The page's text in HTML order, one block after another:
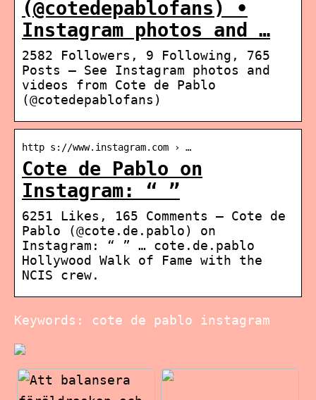
(@cotedepablofans) •
Instagram photos and …
2582 Followers, 9 Following, 765
Posts – See Instagram photos and
videos from Cote de Pablo
(@cotedepablofans)
http s://www.instagram.com › …
Cote de Pablo on
Instagram: “ ”
6251 Likes, 165 Comments – Cote de
Pablo (@cote.de.pablo) on
Instagram: “ ” … cote.de.pablo
Hollywood Walk of Fame with the
NCIS crew.
Keywords: cote de pablo instagram